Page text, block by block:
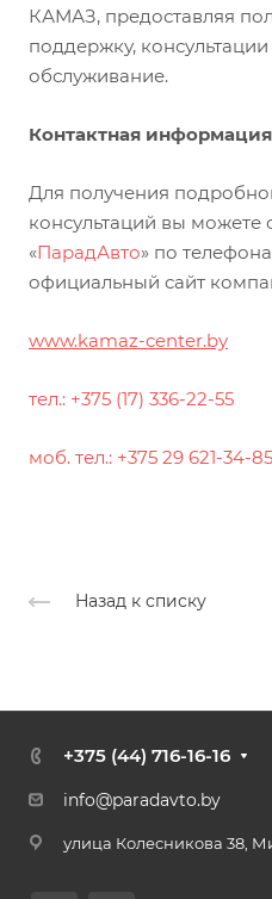
КАМАЗ, предоставляя
поддержку,
обслуживание.
Контактная информация
Для получения
консультаций вы можете
«ПарадАвто» по
официальный сайт
www.kamaz-center.by
тел.: +375 (17) 336-22-55
моб. тел.: +375 29 621-34-85
Назад к списку
+375 (44) 716-16-16
+375 (44) 716-16-16
+375 (17) 336-22-77
info@paradavto.by
улица Колесникова 38,